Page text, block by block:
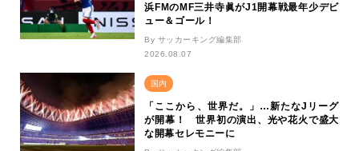
浜FMのMF三井寺眞がJ1開幕戦最年少デビ
ュー＆ゴール！
By サッカーキング編集部
2026.08.07
国内
「ここから、世界だ。」…新たなJリーグ
が開幕！ 世界初の演出、光や花火で盛大
な開幕セレモニーに